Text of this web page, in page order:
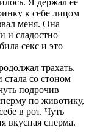
к себе лицом
меня. Она
и сладостно
секс и это
трахать.
стала со стоном
подрочив
по животику,
в рот. Чуть
вкусная сперма.